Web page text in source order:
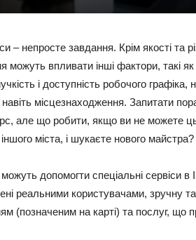
– непросте завдання. Крім якості та
можуть впливати інші фактори, такі як
і доступність робочого
навіть місцезнаходження. Запитати
але що робити, якщо ви не можете
міста, і шукаєте нового майстра?
допомогти спеціальні сервіси в
реальними користувачами, зручну
(позначеним на карті) та послуг, що